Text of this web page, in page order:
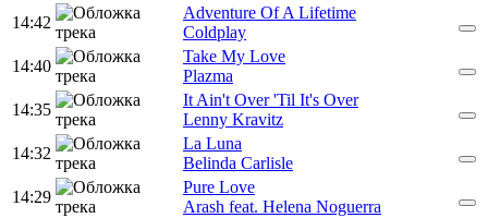
14:42
Adventure Of A Lifetime
Coldplay
14:40
Take My Love
Plazma
14:35
It Ain't Over 'Til It's Over
Lenny Kravitz
14:32
La Luna
Belinda Carlisle
14:29
Pure Love
Arash feat. Helena Noguerra